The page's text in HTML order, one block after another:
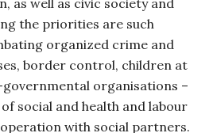
as well as civic society and
the priorities are such
organized crime and
border control, children at
organisations –
social and health and labour
with social partners.